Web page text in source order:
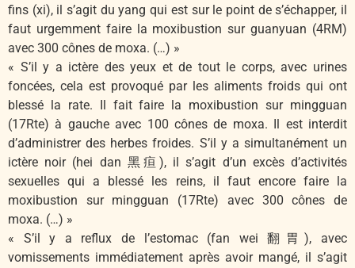
fins (xi), il s’agit du yang qui est sur le point de s’échapper, il
faut urgemment faire la moxibustion sur guanyuan (4RM)
avec 300 cônes de moxa. (…) »
« S’il y a ictère des yeux et de tout le corps, avec urines
foncées, cela est provoqué par les aliments froids qui ont
blessé la rate. Il fait faire la moxibustion sur mingguan
(17Rte) à gauche avec 100 cônes de moxa. Il est interdit
d’administrer des herbes froides. S’il y a simultanément un
ictère noir (hei dan 黑疸), il s’agit d’un excès d’activités
sexuelles qui a blessé les reins, il faut encore faire la
moxibustion sur mingguan (17Rte) avec 300 cônes de
moxa. (…) »
« S’il y a reflux de l’estomac (fan wei 翻胃), avec
vomissements immédiatement après avoir mangé, il s’agit